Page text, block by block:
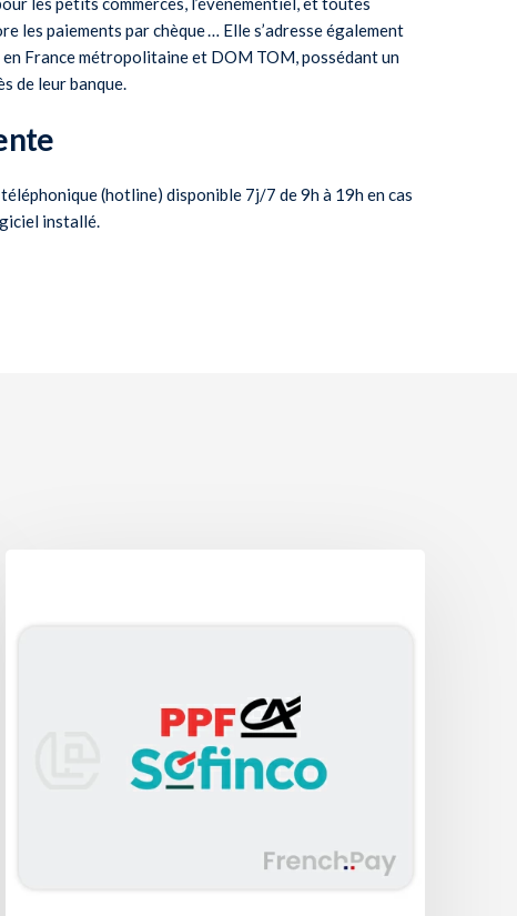
les paiements par chèque … Elle s’adresse également
France métropolitaine et DOM TOM, possédant un
de leur banque.
(hotline) disponible 7j/7 de 9h à 19h en cas
installé.